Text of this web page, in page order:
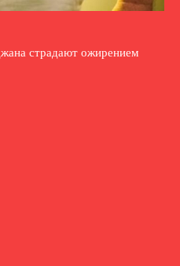
страдают ожирением